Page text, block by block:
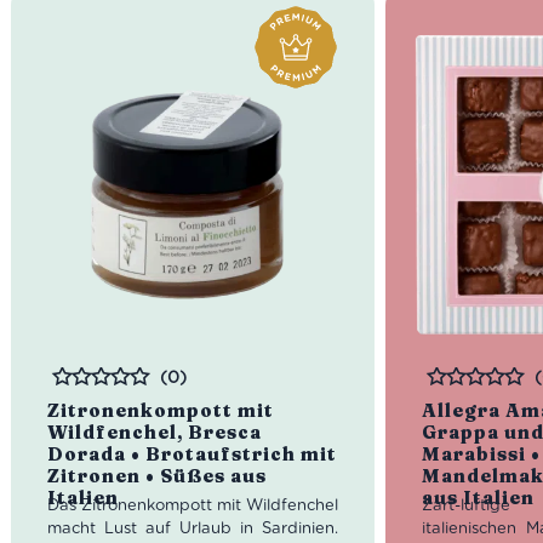
Zitronenkompott mit
Wildfenchel, Bresca
Dorada • Brotaufstrich mit
Zitronen • Süßes aus
Italien
Bewertet
(0)
Das Zitronenkompott mit Wildfenchel
macht Lust auf Urlaub in Sardinien.
Allegra
Grappa
Marabissi
aus Italien
Bewertet
Zart-
italienischen